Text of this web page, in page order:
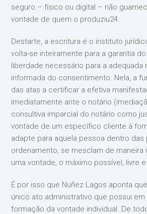
seguro – físico ou digital – não
vontade de quem o produziu24.
Destarte, a escritura é o instituto
volta-se inteiramente para a garantia
liberdade necessário para a adequada
informada do consentimento. Nela, a
das atas a certificar a efetiva
imediatamente ante o notário
consultiva imparcial do notário como
vontade de um específico cliente à
adapte para aquela pessoa dentro das
ordenamento, se mesclam de maneira
uma vontade, o máximo possível, livre
É por isso que Nuñez Lagos aponta
único ato administrativo que possui
formação da vontade individual. De